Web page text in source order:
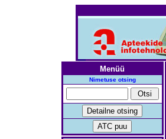
Menüü
Nimetuse otsing